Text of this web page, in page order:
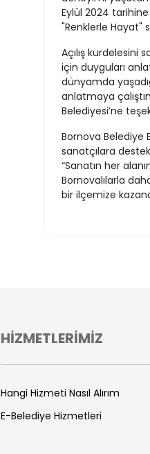
Eylül 2024
"Renklerle Hayat"
Açılış kurdelesini
için duyguları
dünyamda
anlatmaya
Belediyesi’ne
Bornova Belediye
sanatçılara
“Sanatın her
Bornovalılarla
bir ilçemize
HİZMETLERİMİZ
Hangi Hizmeti Nasıl Alırım
E-Belediye Hizmetleri